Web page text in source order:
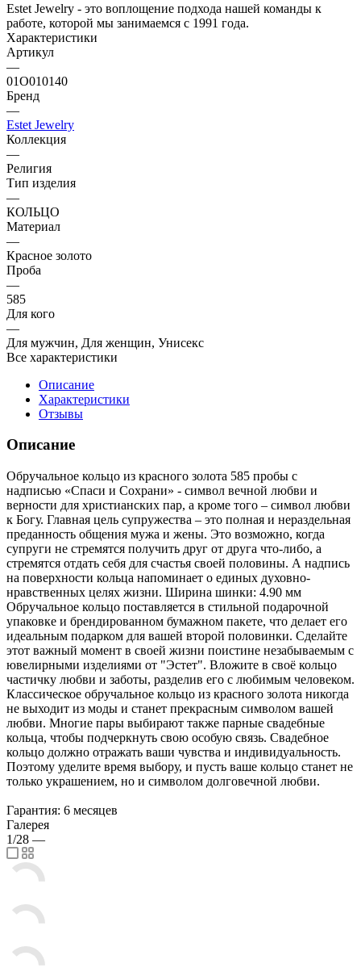
Estet Jewelry - это воплощение подхода нашей команды к
работе, которой мы занимаемся с 1991 года.
Характеристики
Артикул
—
01О010140
Бренд
—
Estet Jewelry
Коллекция
—
Религия
Тип изделия
—
КОЛЬЦО
Материал
—
Красное золото
Проба
—
585
Для кого
—
Для мужчин, Для женщин, Унисекс
Все характеристики
Описание
Характеристики
Отзывы
Описание
Обручальное кольцо из красного золота 585 пробы с
надписью «Спаси и Сохрани» - символ вечной любви и
верности для христианских пар, а кроме того – символ любви
к Богу. Главная цель супружества – это полная и нераздельная
преданность общения мужа и жены. Это возможно, когда
супруги не стремятся получить друг от друга что-либо, а
стремятся отдать себя для счастья своей половины. А надпись
на поверхности кольца напоминает о единых духовно-
нравственных целях жизни. Ширина шинки: 4.90 мм
Обручальное кольцо поставляется в стильной подарочной
упаковке и брендированном бумажном пакете, что делает его
идеальным подарком для вашей второй половинки. Сделайте
этот важный момент в своей жизни поистине незабываемым с
ювелирными изделиями от "Эстет". Вложите в своё кольцо
частичку любви и заботы, разделив его с любимым человеком.
Классическое обручальное кольцо из красного золота никогда
не выходит из моды и станет прекрасным символом вашей
любви. Многие пары выбирают также парные свадебные
кольца, чтобы подчеркнуть свою особую связь. Свадебное
кольцо должно отражать ваши чувства и индивидуальность.
Поэтому уделите время выбору, и пусть ваше кольцо станет не
только украшением, но и символом долговечной любви.
Гарантия: 6 месяцев
Галерея
1/28 —